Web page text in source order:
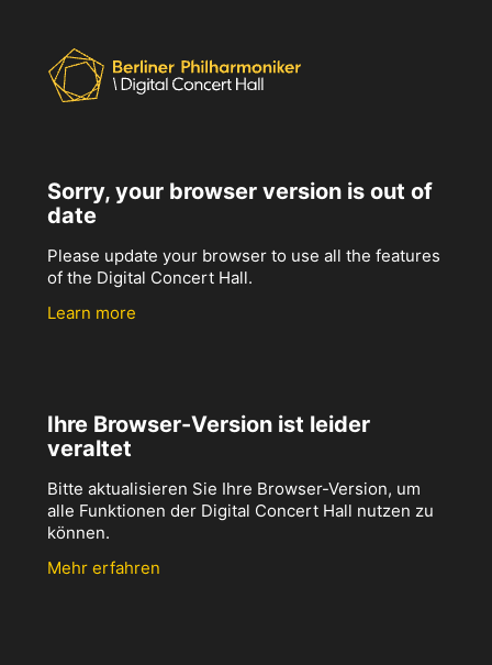
Sorry, your browser version is out of
date
Please update your browser to use all the features
of the Digital Concert Hall.
Learn more
Ihre Browser-Version ist leider
veraltet
Bitte aktualisieren Sie Ihre Browser-Version, um
alle Funktionen der Digital Concert Hall nutzen zu
können.
Mehr erfahren